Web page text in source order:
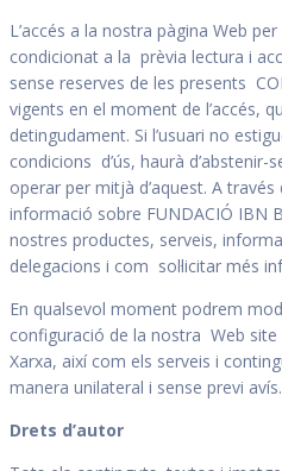
L’accés a la nostra pàgina Web
condicionat a la prèvia lectura i
sense reserves de les presents
vigents en el moment de l’accés,
detingudament. Si l’usuari no
condicions d’ús, haurà d’abstenir-
operar per mitjà d’aquest. A
informació sobre FUNDACIÓ IBN
nostres productes, serveis,
delegacions i com sol·licitar més
En qualsevol moment podrem
configuració de la nostra Web
Xarxa, així com els serveis i
manera unilateral i sense previ avís.
Drets d’autor